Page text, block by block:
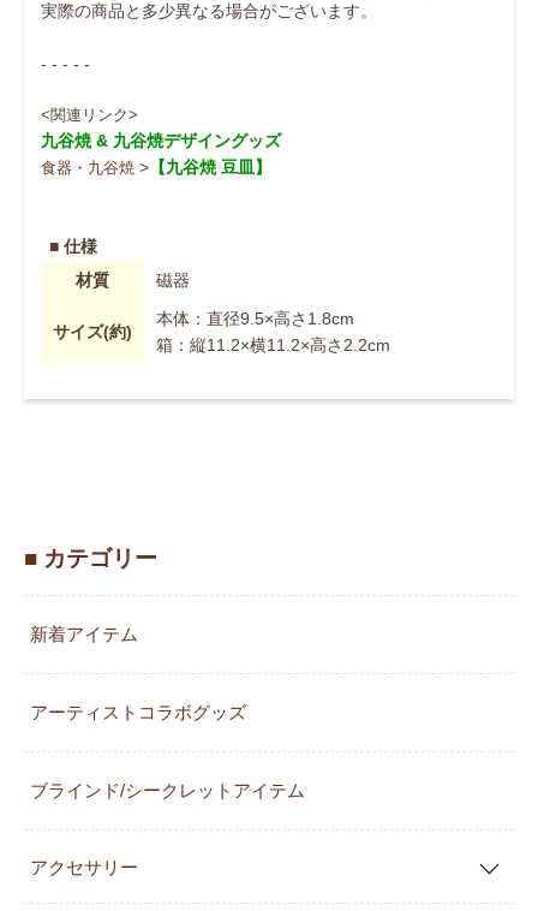
実際の商品と多少異なる場合がございます。
- - - - -
<関連リンク>
九谷焼 & 九谷焼デザイングッズ
食器・九谷焼 > 【九谷焼 豆皿】
■ 仕様
材質
磁器
サイズ(約)
本体：直径9.5×高さ1.8cm
箱：縦11.2×横11.2×高さ2.2cm
■ カテゴリー
新着アイテム
アーティストコラボグッズ
ブラインド/シークレットアイテム
アクセサリー